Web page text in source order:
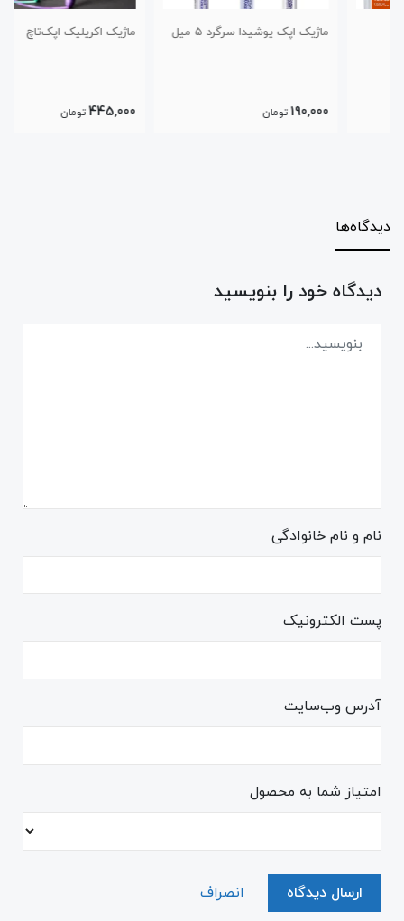
ماژیک اپک یوشیدا سرگرد ۵ میل
تومان
ماژیک اکریلیک اپک‌تاچ
تومان
دیدگاه‌ها
دیدگاه خود را بنویسید
نام و نام خانوادگی
پست الکترونیک
آدرس وب‌سایت
امتیاز شما به محصول
ارسال دیدگاه انصراف